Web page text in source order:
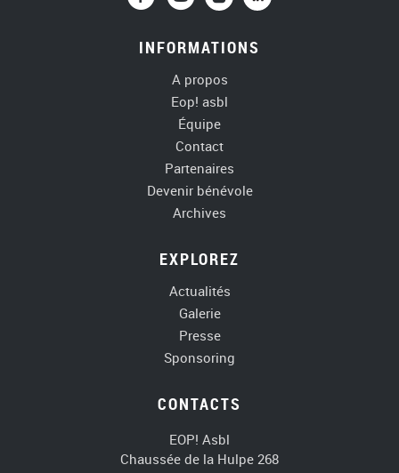
INFORMATIONS
A propos
Eop! asbl
Équipe
Contact
Partenaires
Devenir bénévole
Archives
EXPLOREZ
Actualités
Galerie
Presse
Sponsoring
CONTACTS
EOP! Asbl
Chaussée de la Hulpe 268